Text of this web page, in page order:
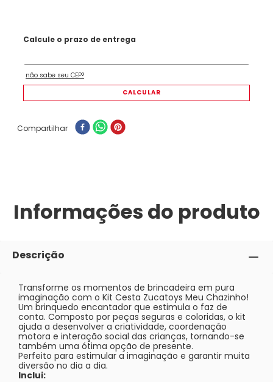
Compartilhar
Informações do produto
Descrição
Transforme os momentos de brincadeira em pura
imaginação com o Kit Cesta Zucatoys Meu Chazinho!
Um brinquedo encantador que estimula o faz de
conta. Composto por peças seguras e coloridas, o kit
ajuda a desenvolver a criatividade, coordenação
motora e interação social das crianças, tornando-se
também uma ótima opção de presente.
Perfeito para estimular a imaginação e garantir muita
diversão no dia a dia.
Inclui: